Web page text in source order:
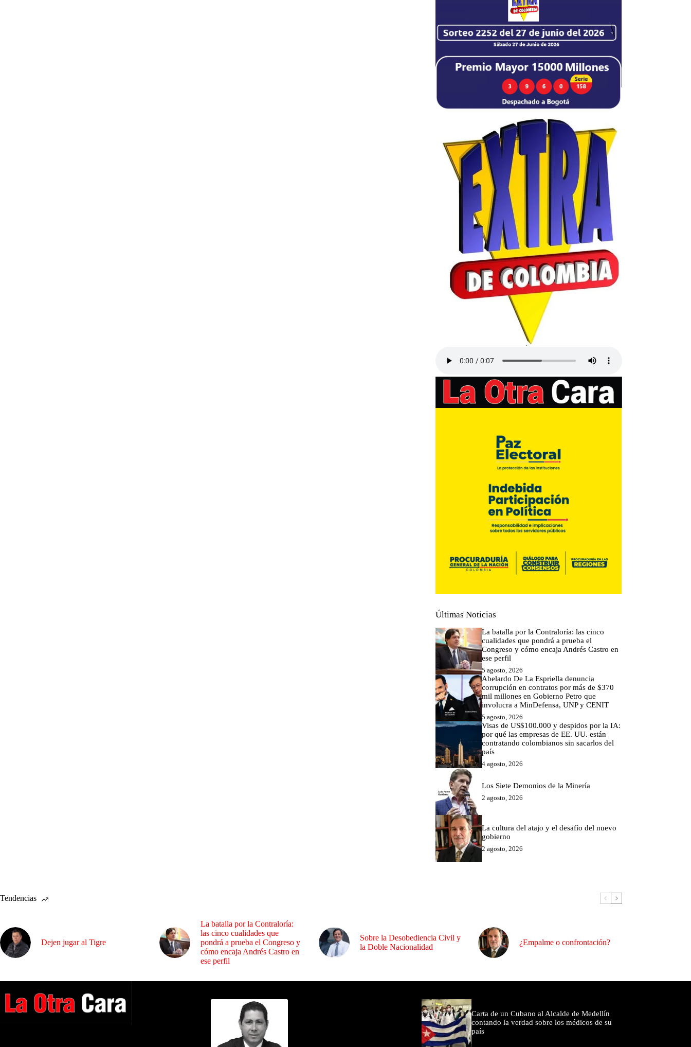
Últimas Noticias
La batalla por la Contraloría: las cinco
cualidades que pondrá a prueba el
Congreso y cómo encaja Andrés Castro en
ese perfil
5 agosto, 2026
Abelardo De La Espriella denuncia
corrupción en contratos por más de $370
mil millones en Gobierno Petro que
involucra a MinDefensa, UNP y CENIT
5 agosto, 2026
Visas de US$100.000 y despidos por la IA:
por qué las empresas de EE. UU. están
contratando colombianos sin sacarlos del
país
4 agosto, 2026
Los Siete Demonios de la Minería
2 agosto, 2026
La cultura del atajo y el desafío del nuevo
gobierno
2 agosto, 2026
Tendencias
Dejen jugar al Tigre
La batalla por la Contraloría:
las cinco cualidades que
pondrá a prueba el Congreso y
cómo encaja Andrés Castro en
ese perfil
Sobre la Desobediencia Civil y
la Doble Nacionalidad
¿Empalme o confrontación?
Carta de un Cubano al Alcalde de Medellín
contando la verdad sobre los médicos de su
país